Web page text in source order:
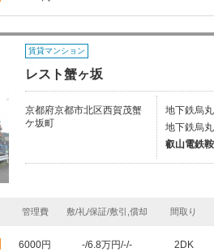
賃貸マンション
レスト蟹ヶ坂
京都府京都市北区西賀茂蟹
ケ坂町
地下鉄烏
地下鉄烏
叡山電鉄
管理費 敷/礼/保証/敷引,償却 間取り
6000円 -/6.8万円/-/- 2DK